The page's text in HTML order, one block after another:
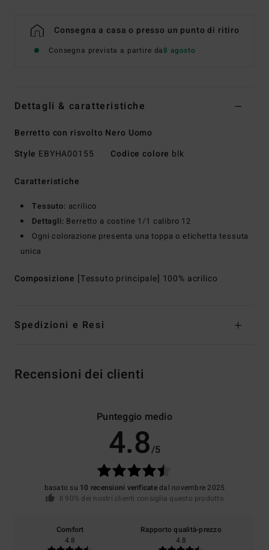
Consegna a casa o presso un punto di ritiro
Consegna prevista a partire da8 agosto
Dettagli & caratteristiche
Berretto con risvolto Nero Uomo
Style EBYHA00155 Codice colore blk
Caratteristiche
Tessuto: acrilico
Dettagli: Berretto a costine 1/1 calibro 12
Ogni colorazione presenta una toppa o etichetta tessuta
unica
Composizione [Tessuto principale] 100% acrilico
Spedizioni e Resi
Recensioni dei clienti
Punteggio medio
4.8/5
basato su 10 recensioni verificatedal novembre 2025
Il 90% dei nostri clienti consiglia questo prodotto
Comfort
4.8
Rapporto qualità-prezzo
4.8